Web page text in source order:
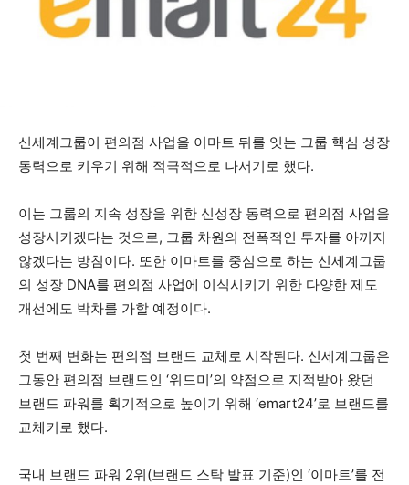
신세계그룹이 편의점 사업을 이마트 뒤를 잇는 그룹 핵심 성장
동력으로 키우기 위해 적극적으로 나서기로 했다.
이는 그룹의 지속 성장을 위한 신성장 동력으로 편의점 사업을
성장시키겠다는 것으로, 그룹 차원의 전폭적인 투자를 아끼지
않겠다는 방침이다. 또한 이마트를 중심으로 하는 신세계그룹
의 성장 DNA를 편의점 사업에 이식시키기 위한 다양한 제도
개선에도 박차를 가할 예정이다.
첫 번째 변화는 편의점 브랜드 교체로 시작된다. 신세계그룹은
그동안 편의점 브랜드인 ‘위드미’의 약점으로 지적받아 왔던
브랜드 파워를 획기적으로 높이기 위해 ‘emart24’로 브랜드를
교체키로 했다.
국내 브랜드 파워 2위(브랜드 스탁 발표 기준)인 ‘이마트’를 전